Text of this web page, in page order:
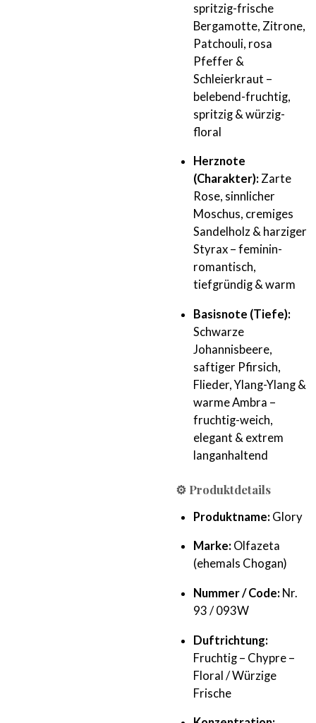
spritzig-frische
Bergamotte, Zitrone,
Patchouli, rosa
Pfeffer &
Schleierkraut –
belebend-fruchtig,
spritzig & würzig-
floral
Herznote
(Charakter): Zarte
Rose, sinnlicher
Moschus, cremiges
Sandelholz & harziger
Styrax – feminin-
romantisch,
tiefgründig & warm
Basisnote (Tiefe):
Schwarze
Johannisbeere,
saftiger Pfirsich,
Flieder, Ylang-Ylang &
warme Ambra –
fruchtig-weich,
elegant & extrem
langanhaltend
⚙️ Produktdetails
Produktname: Glory
Marke: Olfazeta
(ehemals Chogan)
Nummer / Code: Nr.
93 / 093W
Duftrichtung:
Fruchtig – Chypre –
Floral / Würzige
Frische